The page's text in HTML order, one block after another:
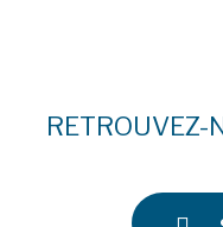
RETROUVEZ-